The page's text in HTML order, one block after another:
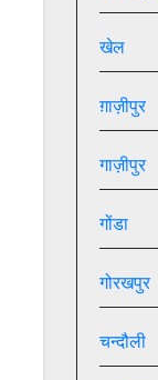
खेल
ग़ाज़ीपुर
गाज़ीपुर
गोंडा
गोरखपुर
चन्दौली